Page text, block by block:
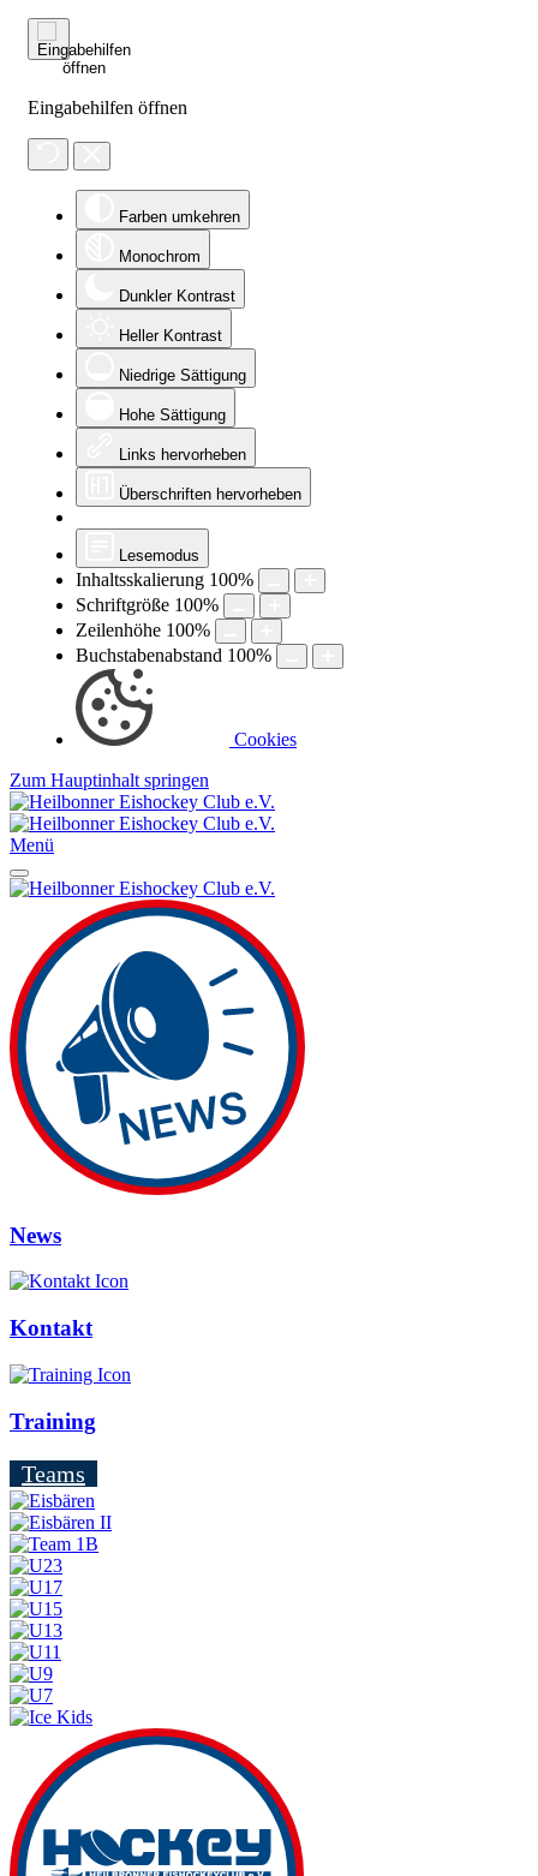
Eingabehilfen öffnen
Farben umkehren
Monochrom
Dunkler Kontrast
Heller Kontrast
Niedrige Sättigung
Hohe Sättigung
Links hervorheben
Überschriften hervorheben
Lesemodus
Inhaltsskalierung 100%
Schriftgröße 100%
Zeilenhöhe 100%
Buchstabenabstand 100%
Cookies
Zum Hauptinhalt springen
Menü
News
Kontakt
Training
Teams